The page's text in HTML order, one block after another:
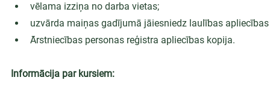
vēlama izziņa no darba vietas;
uzvārda maiņas gadījumā jāiesniedz laulības
Ārstniecības personas reģistra apliecības kopija.
Informācija par kursiem: